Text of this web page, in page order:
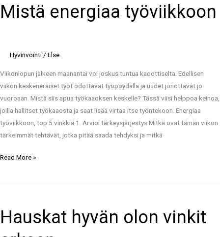
Mistä energiaa työviikkoon
Hyvinvointi / Else
Viikonlopun jälkeen maanantai voi joskus tuntua kaoottiselta. Edellisen
viikon keskeneräiset työt odottavat työpöydällä ja uudet jonottavat jo
vuoroaan. Mistä siis apua työkaaoksen keskelle? Tässä viisi helppoa keinoa,
joilla hallitset työkaaosta ja saat lisää virtaa itse työntekoon. Energiaa
työviikkoon, top 5 vinkkiä 1. Arvioi tärkeysjärjestys Mitkä ovat tämän viikon
tärkeimmät tehtävät, jotka pitää saada tehdyksi ja mitkä
työviikkoon
Read More »
Hauskat hyvän olon vinkit
vinkit